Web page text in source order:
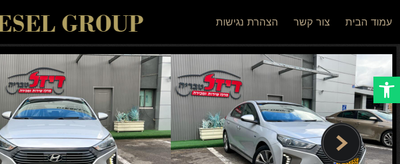
Open toolbar
הצהרת נגישות צור קשר עמוד הבית